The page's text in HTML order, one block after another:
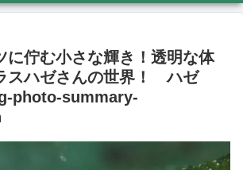
に佇む小さな輝き！透明な体
スハゼさんの世界！ ハゼ
photo-summary-